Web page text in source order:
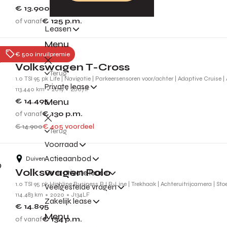
Leasen
Menu
Terug
Private lease
Menu
Terug
Voorraad
Actieaanbod
Over private lease
Veelgestelde vragen
Zakelijk lease
Menu
€ 13.900
of vanaf€ 125 p.m.
€ 500 inruilpremie
Nijmegen
Volkswagen T-Cross
1.0 TSI 95 pk Life | Navigatie | Parkeersensoren voor/achter | Adaptive Cruise
113.440 km
2019 ZJ071F
€ 14.495
of vanaf€ 130 p.m.
€ 14.900€ 405 voordeel
Duiven
Volkswagen Polo
1.0 TSI 95 pk Highline Business R l R-Line | Trekhaak | Achteruitrijcamera |
114.483 km
2020 J134LF
€ 14.895
of vanaf€ 134p.m.